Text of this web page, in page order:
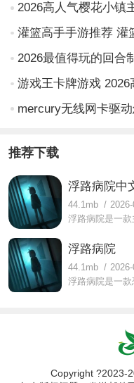
2026高人气樱花小镇
mercury无线网卡驱
推荐下载
浮路病院中
44.1mb /
浮路病院
44.1mb /
Copyright ?2023-